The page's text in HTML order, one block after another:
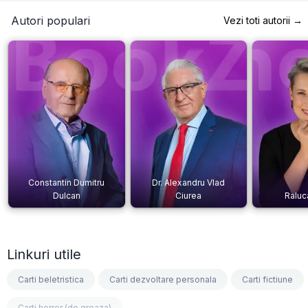
Autori populari Vezi toti autorii →
Constantin Dumitru
Dulcan
Dr. Alexandru Vlad
Ciurea
Linkuri utile
Carti beletristica Carti dezvoltare personala Carti fictiune